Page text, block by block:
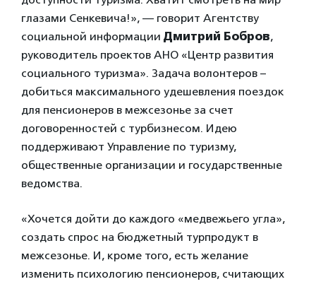
глазами Сенкевича!», — говорит Агентству
социальной информации Дмитрий Бобров,
руководитель проектов АНО «Центр развития
социального туризма». Задача волонтеров –
добиться максимального удешевления поездок
для пенсионеров в межсезонье за счет
договоренностей с турбизнесом. Идею
поддерживают Управление по туризму,
общественные организации и государственные
ведомства.
«Хочется дойти до каждого «медвежьего угла»,
создать спрос на бюджетный турпродукт в
межсезонье. И, кроме того, есть желание
изменить психологию пенсионеров, считающих